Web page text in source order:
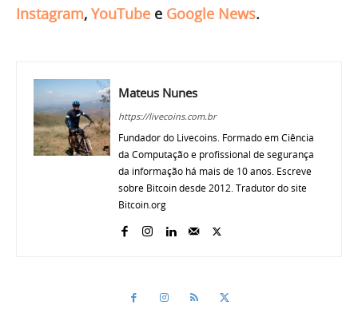
Instagram, YouTube e Google News.
Mateus Nunes
https://livecoins.com.br
Fundador do Livecoins. Formado em Ciência
da Computação e profissional de segurança
da informação há mais de 10 anos. Escreve
sobre Bitcoin desde 2012. Tradutor do site
Bitcoin.org